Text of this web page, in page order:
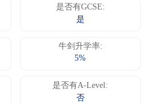
是否有GCSE:
是
牛剑升学率:
5%
是否有A-Level:
否